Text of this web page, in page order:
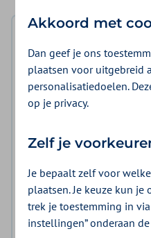
Geschikt voor
Akkoord met
Dan geef je ons
plaatsen voor uitgebreid
personalisatiedoelen.
op je privacy.
Zelf je
Je bepaalt zelf voor
plaatsen. Je keuze kun
trek je toestemming in
instellingen” onderaan